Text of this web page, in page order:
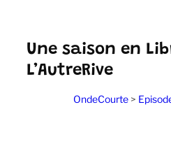
Une saison en
L’AutreRive
OndeCourte >